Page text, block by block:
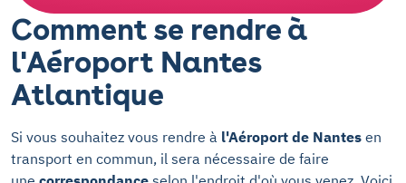
Comment se rendre à
l'Aéroport Nantes
Atlantique
Si vous souhaitez vous rendre à l'Aéroport de Nantes en
transport en commun, il sera nécessaire de faire